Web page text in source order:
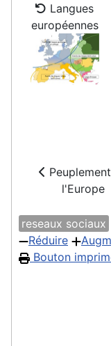
Langues
européennes
l'Europe
reseaux sociaux
Réduire
Bouton